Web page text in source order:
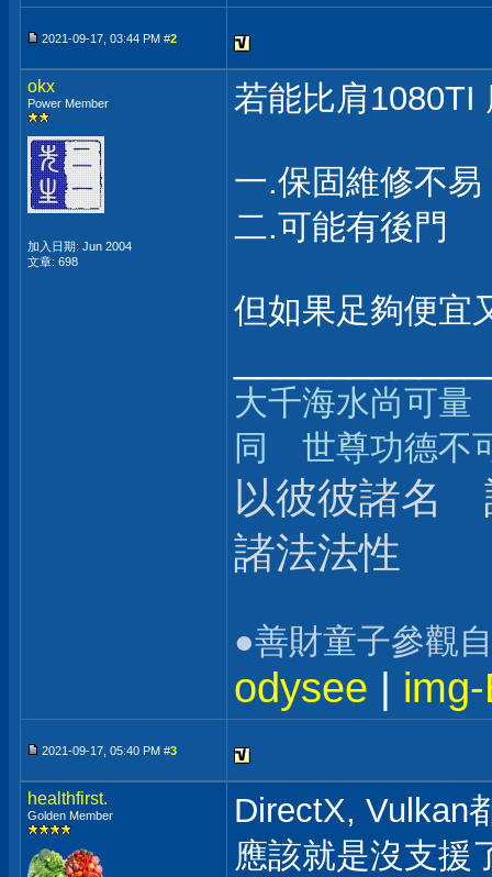
2021-09-17, 03:44 PM #2
okx
Power Member
加入日期: Jun 2004
文章: 698
若能比肩1080TI
一.保固維修不易
二.可能有後門
但如果足夠便宜
大千海水尚可
同 世尊功德不
以彼彼諸名
諸法法性
●善財童子參觀
odysee
2021-09-17, 05:40 PM #3
healthfirst.
Golden Member
DirectX, Vulkan
應該就是沒支援